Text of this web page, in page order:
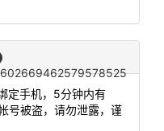
定手机，5分钟内有
号被盗，请勿泄露，谨